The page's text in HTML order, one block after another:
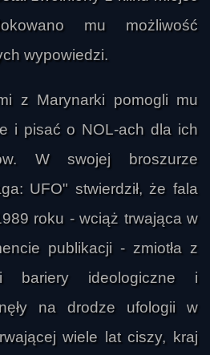
mu możliwość
wypowiedzi.
z Marynarki pomogli mu
i pisać o NOL-ach dla ich
W swojej broszurze
UFO" stwierdził, że fala
roku - wciąż trwająca w
publikacji - zmiotła z
bariery ideologiczne i
na drodze ufologii w
wiele lat ciszy, kraj